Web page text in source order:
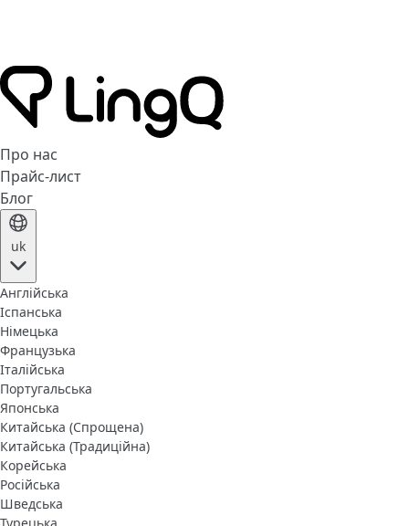
Про нас
Прайс-лист
Блог
uk
Англійська
Іспанська
Німецька
Французька
Італійська
Португальська
Японська
Китайська (Спрощена)
Китайська (Традиційна)
Корейська
Російська
Шведська
Турецька